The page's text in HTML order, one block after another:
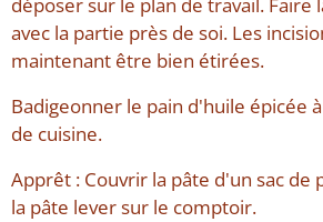
déposer sur le plan de travail. Faire
avec la partie près de soi. Les
maintenant être bien étirées.
Badigeonner le pain d'huile épicée
de cuisine.
Apprêt : Couvrir la pâte d'un sac de
la pâte lever sur le comptoir.